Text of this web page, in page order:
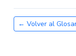
← Volver al